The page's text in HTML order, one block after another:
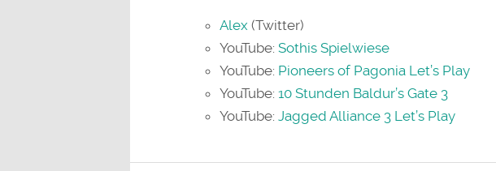
Alex (Twitter)
YouTube: Sothis Spielwiese
YouTube: Pioneers of Pagonia Let’s Play
YouTube: 10 Stunden Baldur’s Gate 3
YouTube: Jagged Alliance 3 Let’s Play